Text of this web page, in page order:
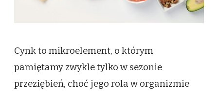
Cynk to mikroelement, o którym
pamiętamy zwykle tylko w sezonie
przeziębień, choć jego rola w organizmie